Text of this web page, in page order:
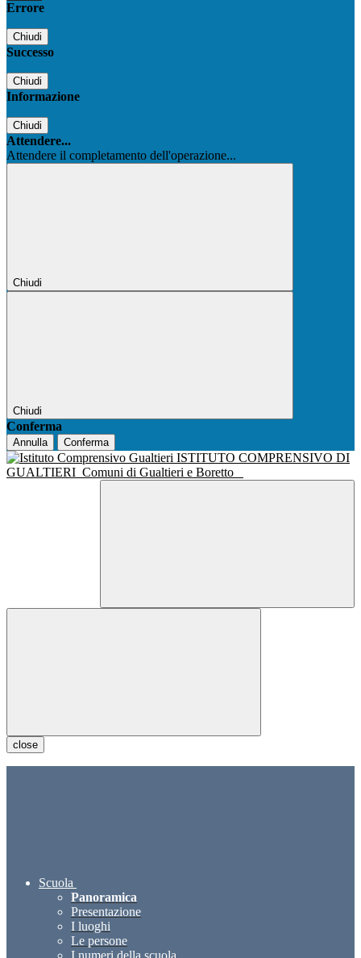
Errore
Chiudi
Successo
Chiudi
Informazione
Chiudi
Attendere...
Attendere il completamento dell'operazione...
Chiudi
Chiudi
Conferma
Annulla Conferma
ISTITUTO COMPRENSIVO DI
GUALTIERI Comuni di Gualtieri e Boretto
close
Scuola
Panoramica
Presentazione
I luoghi
Le persone